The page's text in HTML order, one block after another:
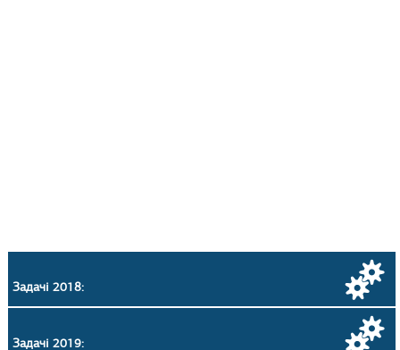
Задачі 2018:
Задачі 2019: